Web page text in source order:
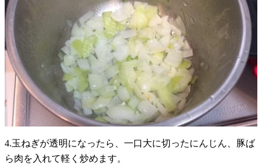
4.玉ねぎが透明になったら、一口大に切ったにんじん、豚ば
ら肉を入れて軽く炒めます。